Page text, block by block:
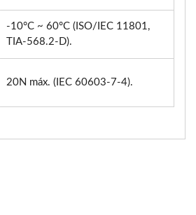
-10°C ~ 60°C (ISO/IEC 11801,
TIA-568.2-D).
20N máx. (IEC 60603-7-4).